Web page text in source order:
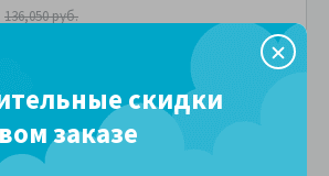
В избранное
136,050 руб.
ПОДРОБНЕЕ
скидки
заказе